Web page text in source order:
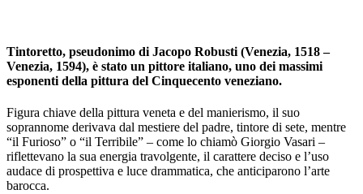
Tintoretto, pseudonimo di Jacopo Robusti (Venezia, 1518 –
Venezia, 1594), è stato un pittore italiano, uno dei massimi
esponenti della pittura del Cinquecento veneziano.
Figura chiave della pittura veneta e del manierismo, il suo
soprannome derivava dal mestiere del padre, tintore di sete, mentre
“il Furioso” o “il Terribile” – come lo chiamò Giorgio Vasari –
riflettevano la sua energia travolgente, il carattere deciso e l’uso
audace di prospettiva e luce drammatica, che anticiparono l’arte
barocca.